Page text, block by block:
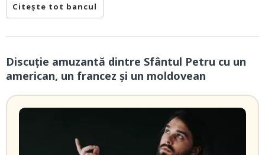
Citește tot bancul
Discuție amuzantă dintre Sfântul Petru cu un
american, un francez și un moldovean